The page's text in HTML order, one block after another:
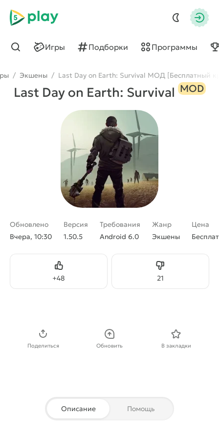
5play
Игры Подборки Программы
Найти
/ Экшены / Last Day on Earth: Survival МОД [Бесплатный
Last Day on Earth: Survival MOD
Обновлено
Вчера, 10:30
Версия
1.50.5
Требования
Android 6.0
Жанр
Экшены
Цена
+48
Нравится 21Не нравится
Поделиться Обновить В закладки
Описание Помощь